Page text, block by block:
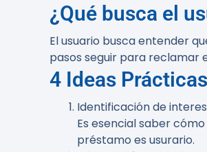
¿Qué busca el
El usuario busca entender
pasos seguir para reclamar
4 Ideas Prácticas
Identificación de
Es esencial saber
préstamo es usurario.